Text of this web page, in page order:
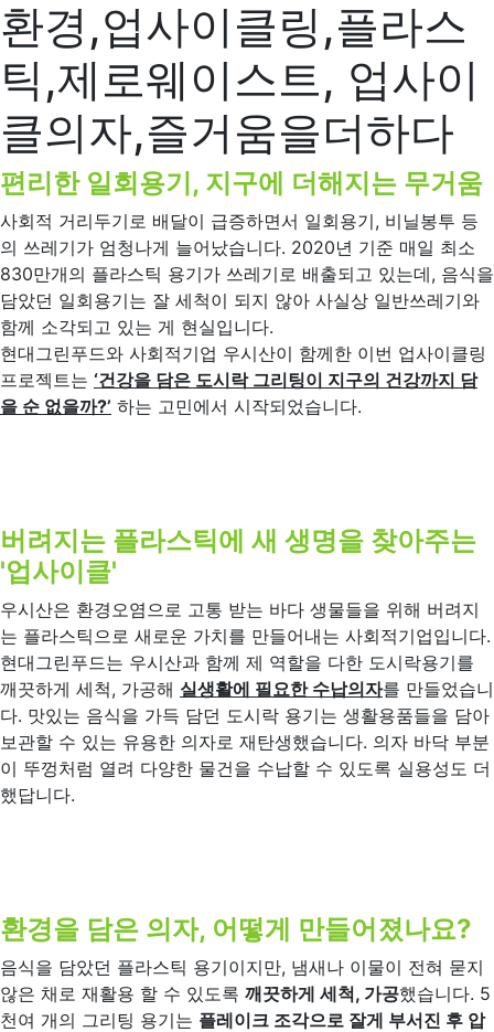
환경,업사이클링,플라스
틱,제로웨이스트, 업사이
클의자,즐거움을더하다
편리한 일회용기, 지구에 더해지는 무거움
사회적 거리두기로 배달이 급증하면서 일회용기, 비닐봉투 등
의 쓰레기가 엄청나게 늘어났습니다. 2020년 기준 매일 최소
830만개의 플라스틱 용기가 쓰레기로 배출되고 있는데, 음식을
담았던 일회용기는 잘 세척이 되지 않아 사실상 일반쓰레기와
함께 소각되고 있는 게 현실입니다.
현대그린푸드와 사회적기업 우시산이 함께한 이번 업사이클링
프로젝트는 ‘건강을 담은 도시락 그리팅이 지구의 건강까지 담
을 순 없을까?’ 하는 고민에서 시작되었습니다.
버려지는 플라스틱에 새 생명을 찾아주는
'업사이클'
우시산은 환경오염으로 고통 받는 바다 생물들을 위해 버려지
는 플라스틱으로 새로운 가치를 만들어내는 사회적기업입니다.
현대그린푸드는 우시산과 함께 제 역할을 다한 도시락용기를
깨끗하게 세척, 가공해 실생활에 필요한 수납의자를 만들었습니
다. 맛있는 음식을 가득 담던 도시락 용기는 생활용품들을 담아
보관할 수 있는 유용한 의자로 재탄생했습니다. 의자 바닥 부분
이 뚜껑처럼 열려 다양한 물건을 수납할 수 있도록 실용성도 더
했답니다.
환경을 담은 의자, 어떻게 만들어졌나요?
음식을 담았던 플라스틱 용기이지만, 냄새나 이물이 전혀 묻지
않은 채로 재활용 할 수 있도록 깨끗하게 세척, 가공했습니다. 5
천여 개의 그리팅 용기는 플레이크 조각으로 잘게 부서진 후 압